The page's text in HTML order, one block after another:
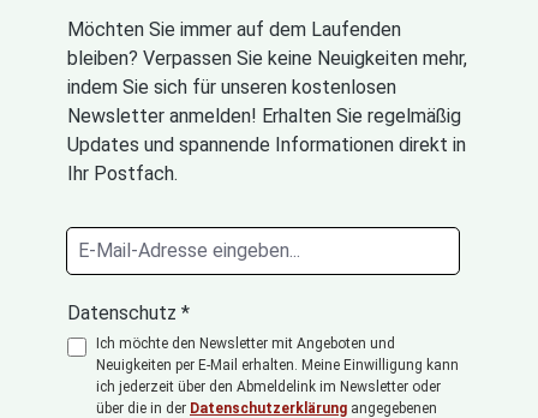
Möchten Sie immer auf dem Laufenden
bleiben? Verpassen Sie keine Neuigkeiten mehr,
indem Sie sich für unseren kostenlosen
Newsletter anmelden! Erhalten Sie regelmäßig
Updates und spannende Informationen direkt in
Ihr Postfach.
Datenschutz *
Ich möchte den Newsletter mit Angeboten und
Neuigkeiten per E-Mail erhalten. Meine Einwilligung kann
ich jederzeit über den Abmeldelink im Newsletter oder
über die in der Datenschutzerklärung angegebenen